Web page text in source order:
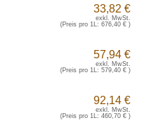
33,82 €
exkl. MwSt.
(Preis pro 1L: 676,40 €)
57,94 €
exkl. MwSt.
(Preis pro 1L: 579,40 €)
92,14 €
exkl. MwSt.
(Preis pro 1L: 460,70 €)